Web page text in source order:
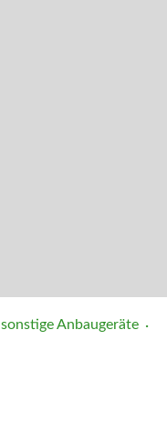
sonstige Anbaugeräte